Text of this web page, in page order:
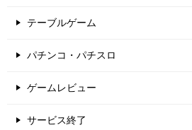
テーブルゲーム
パチンコ・パチスロ
ゲームレビュー
サービス終了